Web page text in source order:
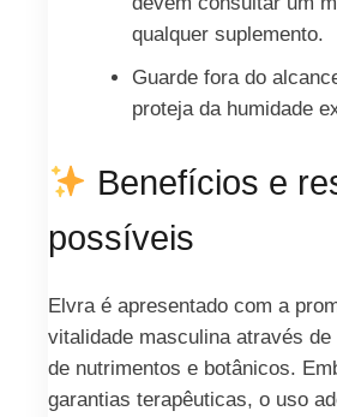
qualquer suplemento.
Guarde fora do
proteja da humidade
Benefícios e
possíveis
Elvra é apresentado com a
vitalidade masculina através
de nutrimentos e botânicos.
garantias terapêuticas, o uso